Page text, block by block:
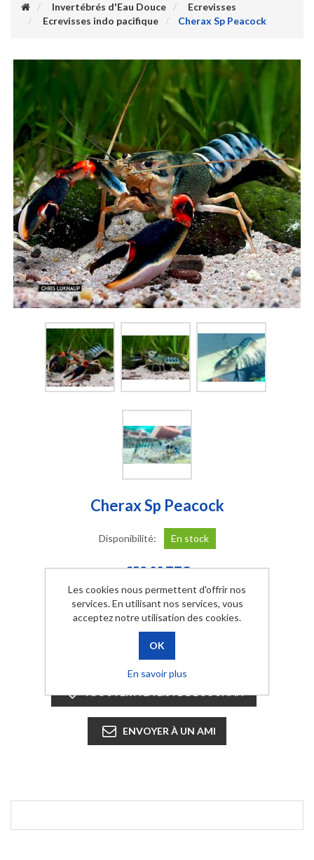
Invertébrés d'Eau Douce
Ecrevisses
Ecrevisses indo pacifique
Cherax Sp Peacock
Cherax Sp Peacock
Disponibilité: En stock
€52,00 TTC
Quantité:
AJOUTER AU PANIER
AJOUTER À LA LISTE DE SOUHAIT
ENVOYER À UN AMI
Les cookies nous permettent d'offrir nos
services. En utilisant nos services, vous
acceptez notre utilisation des cookies.
En savoir plus